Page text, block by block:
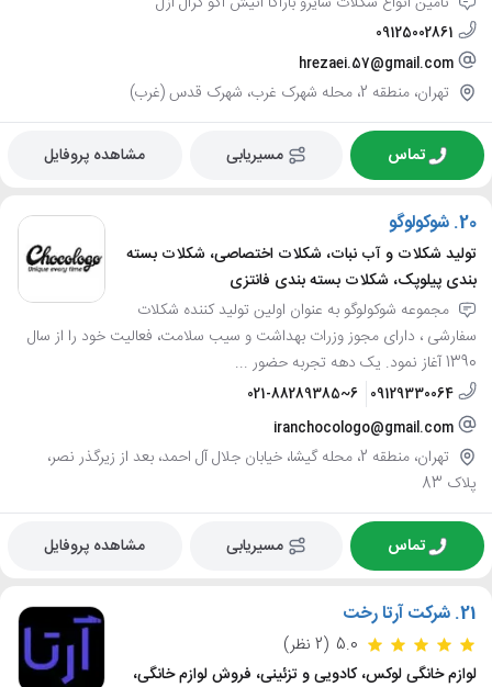
09125002861
hrezaei.57@gmail.com
تهران، منطقه 2، محله شهرک غرب، شهرک قدس (غرب)
تماس مسیریابی مشاهده پروفایل
20. شوکولوگو
تولید شکلات و آب نبات، شکلات اختصاصی، شکلات بسته
بندی پیلوپک، شکلات بسته بندی فانتزی
مجموعه شوکولوگو به عنوان اولین تولید کننده شکلات
سفارشی ، دارای مجوز وزرات بهداشت و سیب سلامت، فعالیت خود را از سال
1390 آغاز نمود. یک دهه تجربه حضور ...
09129330064
021-88289385~6
iranchocologo@gmail.com
تهران، منطقه 2، محله گیشا، خیابان جلال آل احمد، بعد از زیرگذر نصر،
پلاک 83
تماس مسیریابی مشاهده پروفایل
21. شرکت آرتا رخت
5.0 (2 نظر)
لوازم خانگی لوکس، کادویی و تزئینی، فروش لوازم خانگی،